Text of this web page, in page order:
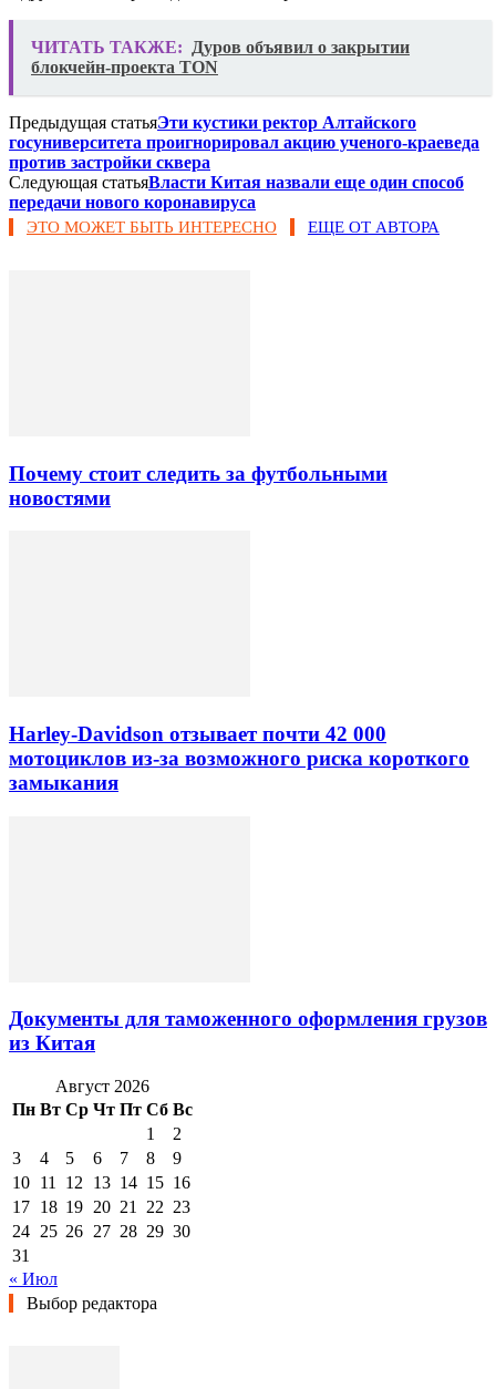
ЧИТАТЬ ТАКЖЕ:
Дуров объявил о закрытии
блокчейн-проекта TON
Предыдущая статьяЭти кустики ректор Алтайского
госуниверситета проигнорировал акцию ученого-краеведа
против застройки сквера
Следующая статья​Власти Китая назвали еще один способ
передачи нового коронавируса
ЭТО МОЖЕТ БЫТЬ ИНТЕРЕСНО ЕЩЕ ОТ АВТОРА
Почему стоит следить за футбольными
новостями
Harley-Davidson отзывает почти 42 000
мотоциклов из-за возможного риска короткого
замыкания
Документы для таможенного оформления грузов
из Китая
Август 2026
Пн Вт Ср Чт Пт Сб Вс
1
2
3
4 5 6 7 8
9
10 11 12 13 14 15 16
17 18 19 20 21 22 23
24 25 26 27 28 29 30
31
« Июл
Выбор редактора